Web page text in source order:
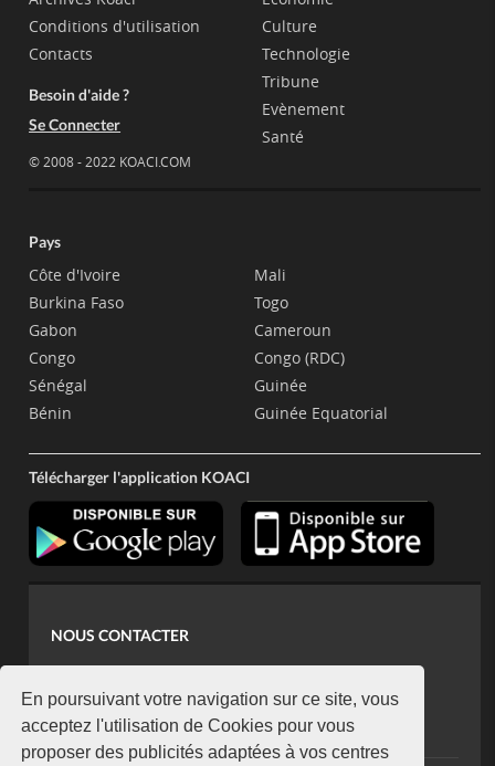
En poursuivant votre navigation sur ce site, vous
acceptez l'utilisation de Cookies pour vous
proposer des publicités adaptées à vos centres
Conditions d'utilisation
Contacts
Besoin d'aide ?
Se Connecter
© 2008 - 2022 KOACI.COM
Culture
Technologie
Tribune
Evènement
Santé
Pays
Côte d'Ivoire
Burkina Faso
Gabon
Congo
Sénégal
Bénin
Mali
Togo
Cameroun
Congo (RDC)
Guinée
Guinée Equatorial
Télécharger l'application KOACI
NOUS CONTACTER
koaci@yahoo.fr
+225 07 08 85 52 93